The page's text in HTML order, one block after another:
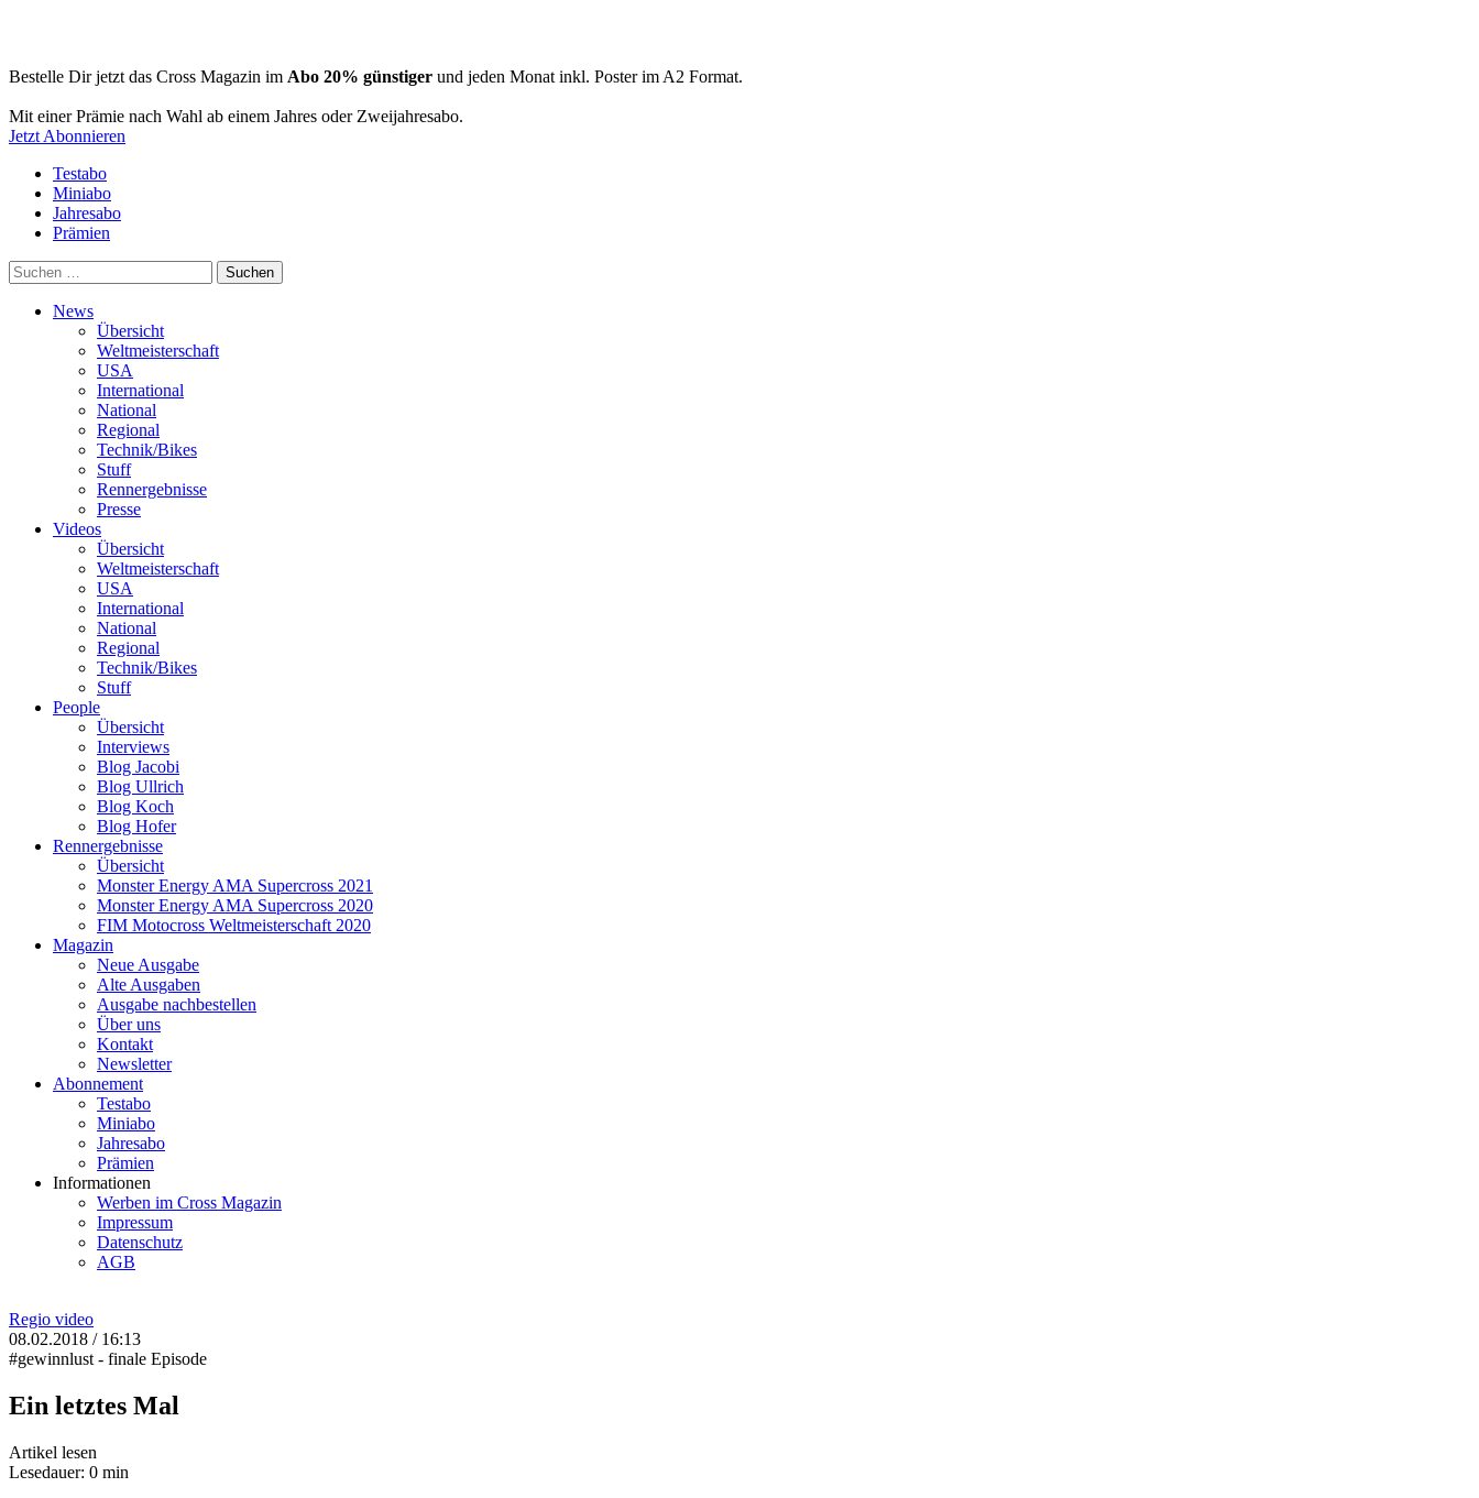
Bestelle Dir jetzt das Cross Magazin im Abo 20% günstiger und jeden Monat inkl. Poster im A2 Format.
Mit einer Prämie nach Wahl ab einem Jahres oder Zweijahresabo.
Jetzt Abonnieren
Testabo
Miniabo
Jahresabo
Prämien
Suchen
nach:
News
Übersicht
Weltmeisterschaft
USA
International
National
Regional
Technik/Bikes
Stuff
Rennergebnisse
Presse
Videos
Übersicht
Weltmeisterschaft
USA
International
National
Regional
Technik/Bikes
Stuff
People
Übersicht
Interviews
Blog Jacobi
Blog Ullrich
Blog Koch
Blog Hofer
Rennergebnisse
Übersicht
Monster Energy AMA Supercross 2021
Monster Energy AMA Supercross 2020
FIM Motocross Weltmeisterschaft 2020
Magazin
Neue Ausgabe
Alte Ausgaben
Ausgabe nachbestellen
Über uns
Kontakt
Newsletter
Abonnement
Testabo
Miniabo
Jahresabo
Prämien
Informationen
Werben im Cross Magazin
Impressum
Datenschutz
AGB
Regio video
08.02.2018 / 16:13
#gewinnlust - finale Episode
Ein letztes Mal
Artikel lesen
Lesedauer: 0 min